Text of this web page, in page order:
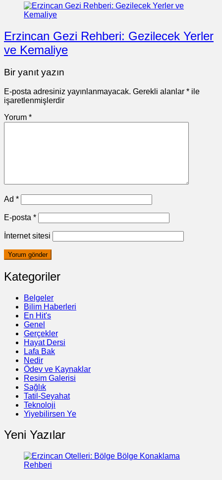
Erzincan Gezi Rehberi: Gezilecek Yerler
ve Kemaliye
Bir yanıt yazın
E-posta adresiniz yayınlanmayacak. Gerekli alanlar * ile
işaretlenmişlerdir
Yorum *
Ad *
E-posta *
İnternet sitesi
Kategoriler
Belgeler
Bilim Haberleri
En Hit's
Genel
Gerçekler
Hayat Dersi
Lafa Bak
Nedir
Ödev ve Kaynaklar
Resim Galerisi
Sağlık
Tatil-Seyahat
Teknoloji
Yiyebilirsen Ye
Yeni Yazılar